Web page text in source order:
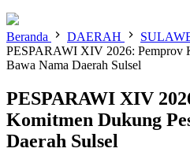
Beranda DAERAH
PESPARAWI XIV 2026: Pemprov
Bawa Nama Daerah Sulsel
PESPARAWI XIV
Komitmen Dukung
Daerah Sulsel